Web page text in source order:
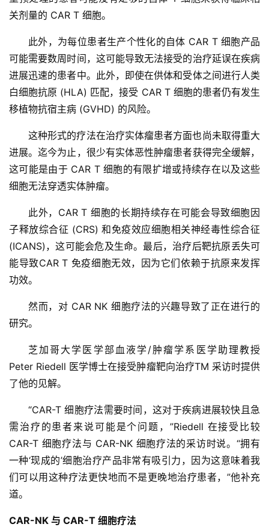
关剂量的 CAR T 细胞。
此外，为每位患者生产个性化的自体 CAR T 细胞产品
可能需要数周时间，这可能导致无法接受的治疗延误在疾病
进展迅速的患者中。此外，即使在供体和受体之间进行人类
白细胞抗原 (HLA) 匹配，接受 CAR T 细胞的患者仍有发生
移植物抗宿主病 (GVHD) 的风险。
这种形式的疗法在治疗实体瘤患者方面也尚未取得重大
进展。迄今为止，很少有实体恶性肿瘤患者获得完全缓解，
这可能是由于 CAR T 细胞的有限扩增或持续存在以及这些
细胞无法穿透实体肿瘤。
此外，CAR T 细胞的长期持续存在可能会导致细胞因
子释放综合征 (CRS) 和免疫效应细胞相关神经毒性综合征
(ICANS)，这可能会危及生命。最后，治疗后靶抗原丢失可
能导致CAR T 免疫细胞无效，因为它们依赖于抗原来发挥
功效。
然而，对 CAR NK 细胞疗法的兴趣导致了正在进行的
研究。
芝加哥大学医学部血液学/肿瘤学系医学助理教授
Peter Riedell 医学博士在接受肿瘤靶向治疗TM 采访时提供
了他的见解。
“CAR-T 细胞疗法需要时间，这对于疾病进展较快且急
需治疗的患者来说可能是个问题，”Riedell 在接受比较
CAR-T 细胞疗法与 CAR-NK 细胞疗法的采访时说。“拥有
一种‘现成的’细胞治疗产品非常有吸引力，因为这意味着我
们可以用这种疗法更快地而不是更晚地治疗患者，”他补充
道。
CAR-NK 与 CAR-T 细胞疗法